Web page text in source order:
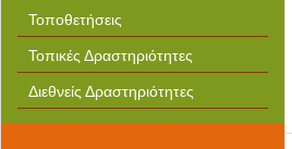
Τοποθετήσεις
Τοπικές Δραστηριότητες
Διεθνείς Δραστηριότητες